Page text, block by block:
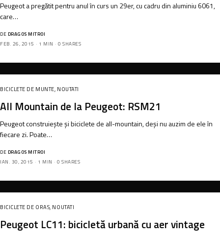
Peugeot a pregătit pentru anul în curs un 29er, cu cadru din aluminiu 6061,
care…
DE DRAGOS MITROI
FEB. 26, 2015
1 MIN 0 SHARES
BICICLETE DE MUNTE, NOUTATI
All Mountain de la Peugeot: RSM21
Peugeot construiește și biciclete de all-mountain, deși nu auzim de ele în
fiecare zi. Poate…
DE DRAGOS MITROI
IAN. 30, 2015
1 MIN 0 SHARES
BICICLETE DE ORAS, NOUTATI
Peugeot LC11: bicicletă urbană cu aer vintage